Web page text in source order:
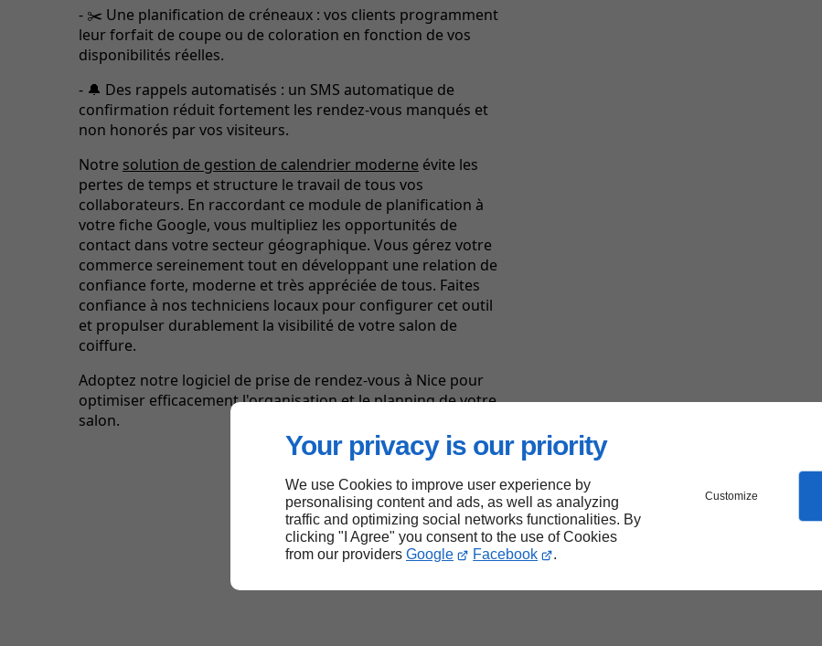
Your privacy is our priority
We use Cookies to improve user experience by
personalising content and ads, as well as analyzing
traffic and optimizing social networks functionalities. By
clicking "I Agree" you consent to the use of Cookies
from our providers Google Facebook .
Customize
- ✂️ Une planification de créneaux : vos clients programment
leur forfait de coupe ou de coloration en fonction de vos
disponibilités réelles.
- 🔔 Des rappels automatisés : un SMS automatique de
confirmation réduit fortement les rendez-vous manqués et
non honorés par vos visiteurs.
Notre solution de gestion de calendrier moderne évite les
pertes de temps et structure le travail de tous vos
collaborateurs. En raccordant ce module de planification à
votre fiche Google, vous multipliez les opportunités de
contact dans votre secteur géographique. Vous gérez votre
commerce sereinement tout en développant une relation de
confiance forte, moderne et très appréciée de tous. Faites
confiance à nos techniciens locaux pour configurer cet outil
et propulser durablement la visibilité de votre salon de
coiffure.
Adoptez notre logiciel de prise de rendez-vous à Nice pour
optimiser efficacement l'organisation et le planning de votre
salon.
Lesforcesde Linkeo